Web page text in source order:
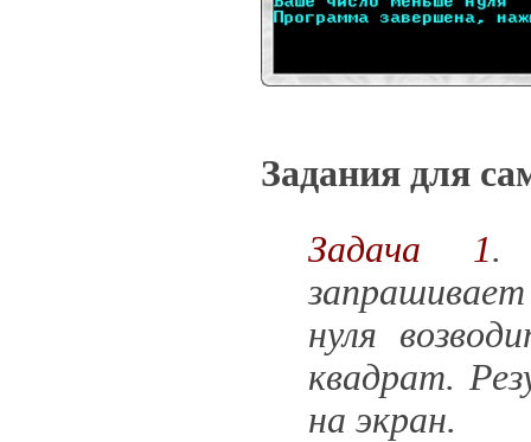
Задания для
Задача 1.
нуля
квадрат.
на экран.